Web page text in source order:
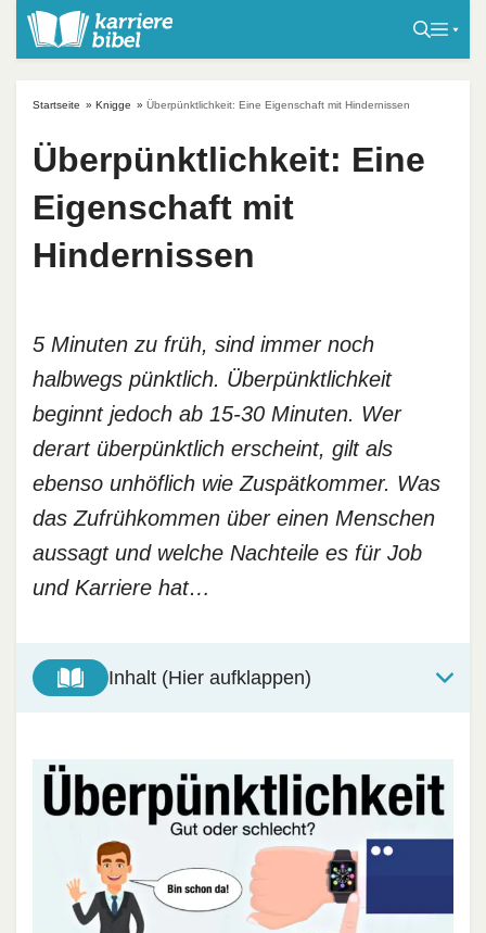
Startseite » Knigge » Überpünktlichkeit: Eine Eigenschaft mit Hindernissen
Überpünktlichkeit: Eine
Eigenschaft mit
Hindernissen
5 Minuten zu früh, sind immer noch
halbwegs pünktlich. Überpünktlichkeit
beginnt jedoch ab 15-30 Minuten. Wer
derart überpünktlich erscheint, gilt als
ebenso unhöflich wie Zuspätkommer. Was
das Zufrühkommen über einen Menschen
aussagt und welche Nachteile es für Job
und Karriere hat…
Inhalt (Hier aufklappen)